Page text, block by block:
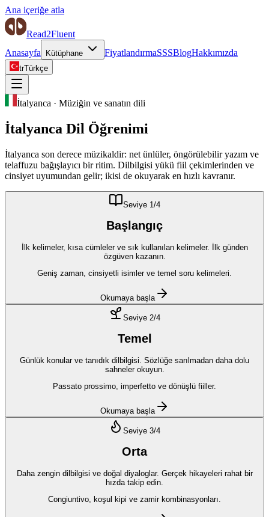
Ana içeriğe atla
Read2Fluent
Anasayfa
Kütüphane FiyatlandırmaSSSBlogHakkımızda
trTürkçe
İtalyanca · Müziğin ve sanatın dili
İtalyanca Dil Öğrenimi
İtalyanca son derece müzikaldir: net ünlüler, öngörülebilir yazım ve
telaffuzu bağışlayıcı bir ritim. Dilbilgisi yükü fiil çekimlerinden ve
cinsiyet uyumundan gelir; ikisi de okuyarak en hızlı kavranır.
Seviye 1 /4
Başlangıç
İlk kelimeler, kısa cümleler ve sık kullanılan kelimeler. İlk günden
özgüven kazanın.
Geniş zaman, cinsiyetli isimler ve temel soru kelimeleri.
Okumaya başla
Seviye 2/4
Temel
Günlük konular ve tanıdık dilbilgisi. Sözlüğe sarılmadan daha dolu
sahneler okuyun.
Passato prossimo, imperfetto ve dönüşlü fiiller.
Okumaya başla
Seviye 3/4
Orta
Daha zengin dilbilgisi ve doğal diyaloglar. Gerçek hikayeleri rahat bir
hızda takip edin.
Congiuntivo, koşul kipi ve zamir kombinasyonları.